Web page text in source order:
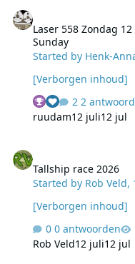
Laser 558 Zondag
Sunday
Started by Henk-
[Verborgen inhoud]
2
ruudam12 juli12 jul
Tallship race 2026
Started by Rob Veld,
[Verborgen inhoud]
0 antwoorden
Rob Veld12 juli12 jul